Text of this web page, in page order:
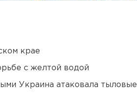
крае
с желтой водой
Украина атаковала тыловые